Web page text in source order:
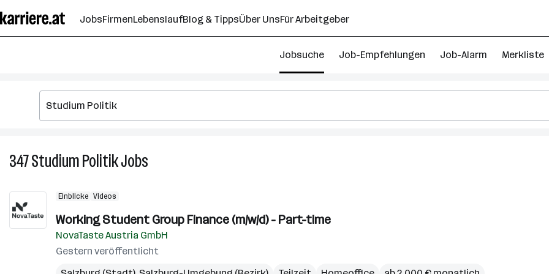
Seiteninhalt
springen
JobsFirmenLebenslaufBlog & TippsÜber UnsFür Arbeitgeber
Jobsuche Job-Empfehlungen Job-Alarm Merkliste
347Studium PolitikJobs
Einblicke Videos
Working Student Group Finance (m/w/d) - Part-time
NovaTaste Austria GmbH
Gestern veröffentlicht